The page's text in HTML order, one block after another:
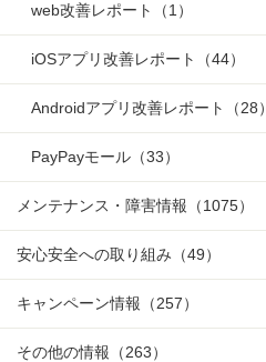
web改善レポート （1）
iOSアプリ改善レポート （44）
Androidアプリ改善レポート （28）
PayPayモール （33）
メンテナンス・障害情報 （1075）
安心安全への取り組み （49）
キャンペーン情報 （257）
その他の情報 （263）